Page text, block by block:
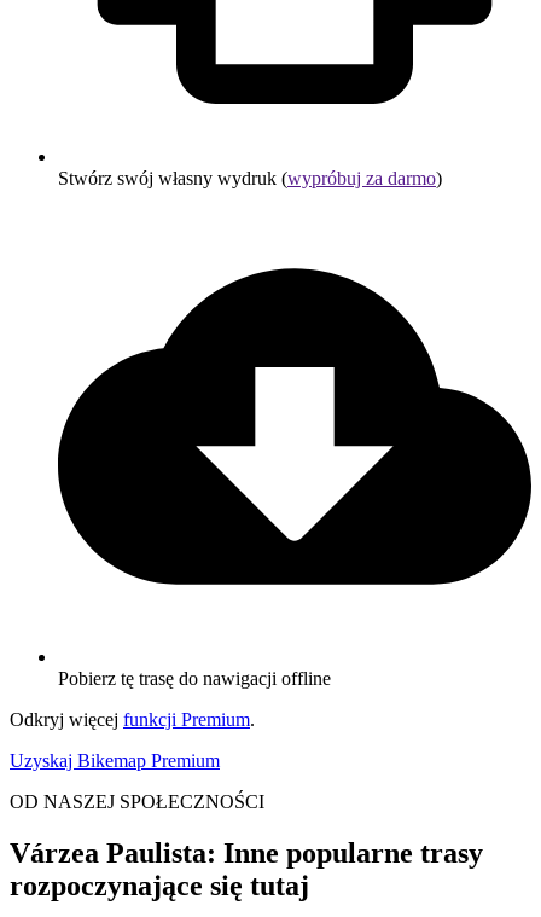
Stwórz swój własny wydruk (wypróbuj za darmo)
Pobierz tę trasę do nawigacji offline
Odkryj więcej funkcji Premium.
Uzyskaj Bikemap Premium
OD NASZEJ SPOŁECZNOŚCI
Várzea Paulista: Inne popularne trasy
rozpoczynające się tutaj